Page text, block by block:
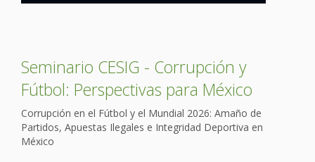
Seminario CESIG - Corrupción y
Fútbol: Perspectivas para México
Corrupción en el Fútbol y el Mundial 2026: Amaño de
Partidos, Apuestas Ilegales e Integridad Deportiva en
México